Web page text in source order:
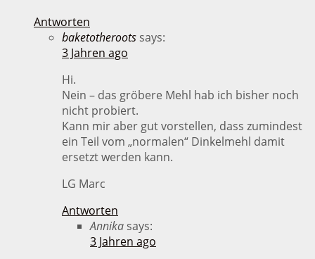
Antworten
baketotheroots says:
3 Jahren ago
Hi.
Nein – das gröbere Mehl hab ich bisher noch
nicht probiert.
Kann mir aber gut vorstellen, dass zumindest
ein Teil vom „normalen“ Dinkelmehl damit
ersetzt werden kann.
LG Marc
Antworten
Annika says:
3 Jahren ago